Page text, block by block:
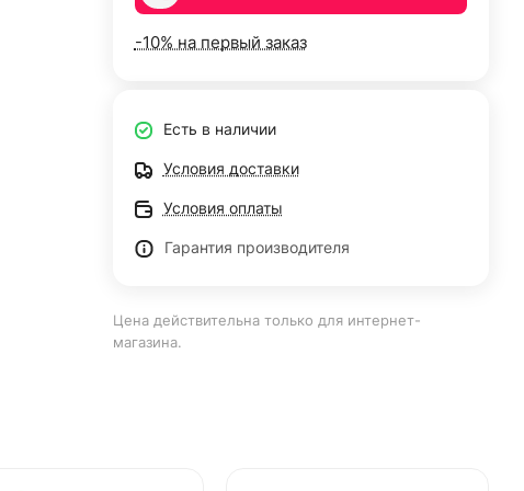
-10% на первый заказ
Есть в наличии
Условия доставки
Условия оплаты
Гарантия производителя
Цена действительна только для интернет-
магазина.